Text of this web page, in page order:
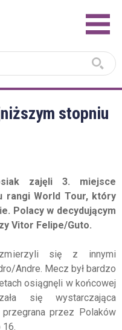
stopniu
zajęli 3. miejsce
rangi World Tour, który
Polacy w decydującym
Vitor Felipe/Guto.
zmierzyli się z innymi
Andre. Mecz był bardzo
osiągnęli w końcowej
się wystarczająca
przez Polaków
16.